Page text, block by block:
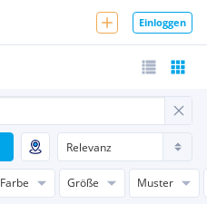
Einloggen
Farbe Größe
Muster